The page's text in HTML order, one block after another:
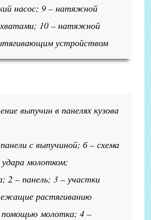
насос; 9 – натяжной
10 – натяжной
устройством
выпучин в панелях кузова
с выпучиной; б – схема
удара молотком;
2 – панель; 3 – участки
растягиванию
помощью молотка; 4 –